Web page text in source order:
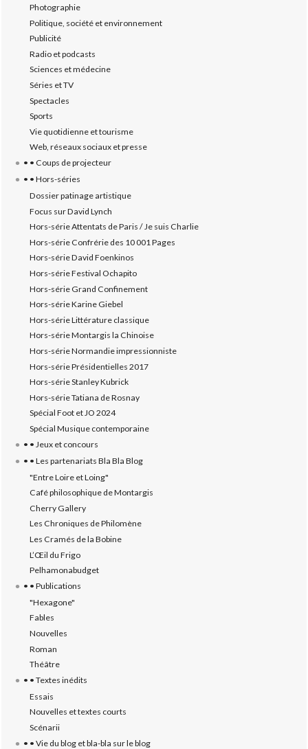
Photographie
Politique, société et environnement
Publicité
Radio et podcasts
Sciences et médecine
Séries et TV
Spectacles
Sports
Vie quotidienne et tourisme
Web, réseaux sociaux et presse
• • Coups de projecteur
• • Hors-séries
Dossier patinage artistique
Focus sur David Lynch
Hors-série Attentats de Paris / Je suis Charlie
Hors-série Confrérie des 10 001 Pages
Hors-série David Foenkinos
Hors-série Festival Ochapito
Hors-série Grand Confinement
Hors-série Karine Giebel
Hors-série Littérature classique
Hors-série Montargis la Chinoise
Hors-série Normandie impressionniste
Hors-série Présidentielles 2017
Hors-série Stanley Kubrick
Hors-série Tatiana de Rosnay
Spécial Foot et JO 2024
Spécial Musique contemporaine
• • Jeux et concours
• • Les partenariats Bla Bla Blog
"Entre Loire et Loing"
Café philosophique de Montargis
Cherry Gallery
Les Chroniques de Philomène
Les Cramés de la Bobine
L’‎Œil du Frigo
Pelhamonabudget
• • Publications
"Hexagone"
Fables
Nouvelles
Roman
Théâtre
• • Textes inédits
Essais
Nouvelles et textes courts
Scénarii
• • Vie du blog et bla-bla sur le blog